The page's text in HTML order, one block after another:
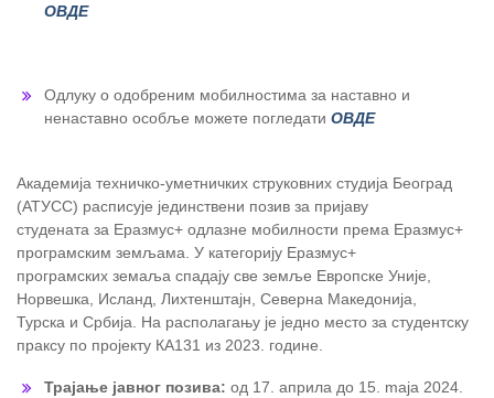
ОВДЕ
Одлуку о одобреним мобилностима за наставно и
ненаставно особље можете погледати ОВДЕ
Академија техничко-уметничких струковних студија Београд
(АТУСС) расписује јединствени позив за пријаву
студената за Еразмус+ одлазне мобилности према Еразмус+
програмским земљама. У категорију Еразмус+
програмских земаља спадају све земље Европске Уније,
Норвешка, Исланд, Лихтенштајн, Северна Македонија,
Турска и Србија. На располагању је једно место за студентску
праксу по пројекту КА131 из 2023. године.
Трајање јавног позива: од 17. априла до 15. maja 2024.